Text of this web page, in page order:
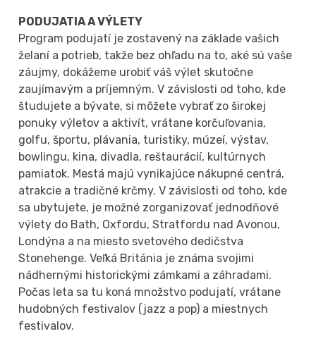
PODUJATIA A VÝLETY
Program podujatí je zostavený na základe vašich
želaní a potrieb, takže bez ohľadu na to, aké sú vaše
záujmy, dokážeme urobiť váš výlet skutočne
zaujímavým a príjemným. V závislosti od toho, kde
študujete a bývate, si môžete vybrať zo širokej
ponuky výletov a aktivít, vrátane korčuľovania,
golfu, športu, plávania, turistiky, múzeí, výstav,
bowlingu, kina, divadla, reštaurácií, kultúrnych
pamiatok. Mestá majú vynikajúce nákupné centrá,
atrakcie a tradičné krčmy. V závislosti od toho, kde
sa ubytujete, je možné zorganizovať jednodňové
výlety do Bath, Oxfordu, Stratfordu nad Avonou,
Londýna a na miesto svetového dedičstva
Stonehenge. Veľká Británia je známa svojimi
nádhernými historickými zámkami a záhradami.
Počas leta sa tu koná množstvo podujatí, vrátane
hudobných festivalov (jazz a pop) a miestnych
festivalov.